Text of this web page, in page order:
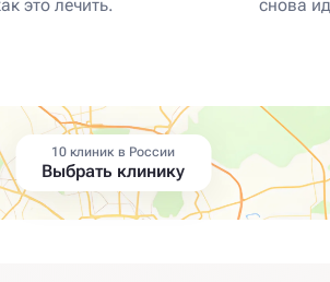
это лечить.
снова
10 клиник в России
Выбрать клинику